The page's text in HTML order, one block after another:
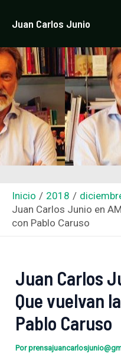
Juan Carlos Junio
Inicio 2018
Juan Carlos Junio en
con Pablo Caruso
Juan Carlos
Que vuelvan
Pablo Caruso
Por
de